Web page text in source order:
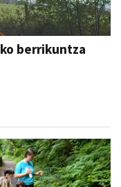
berrikuntza